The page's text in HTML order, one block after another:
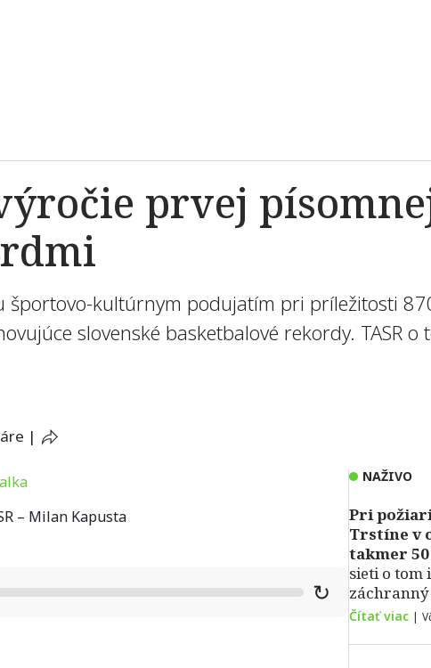
prvej
športovo-kultúrnym podujatím pri príležitosti
slovenské basketbalové rekordy. TASR
|
– Milan Kapusta
↻
NAŽIVO
Pri
Trstíne v
takmer
sieti o tom
Čítať viac |